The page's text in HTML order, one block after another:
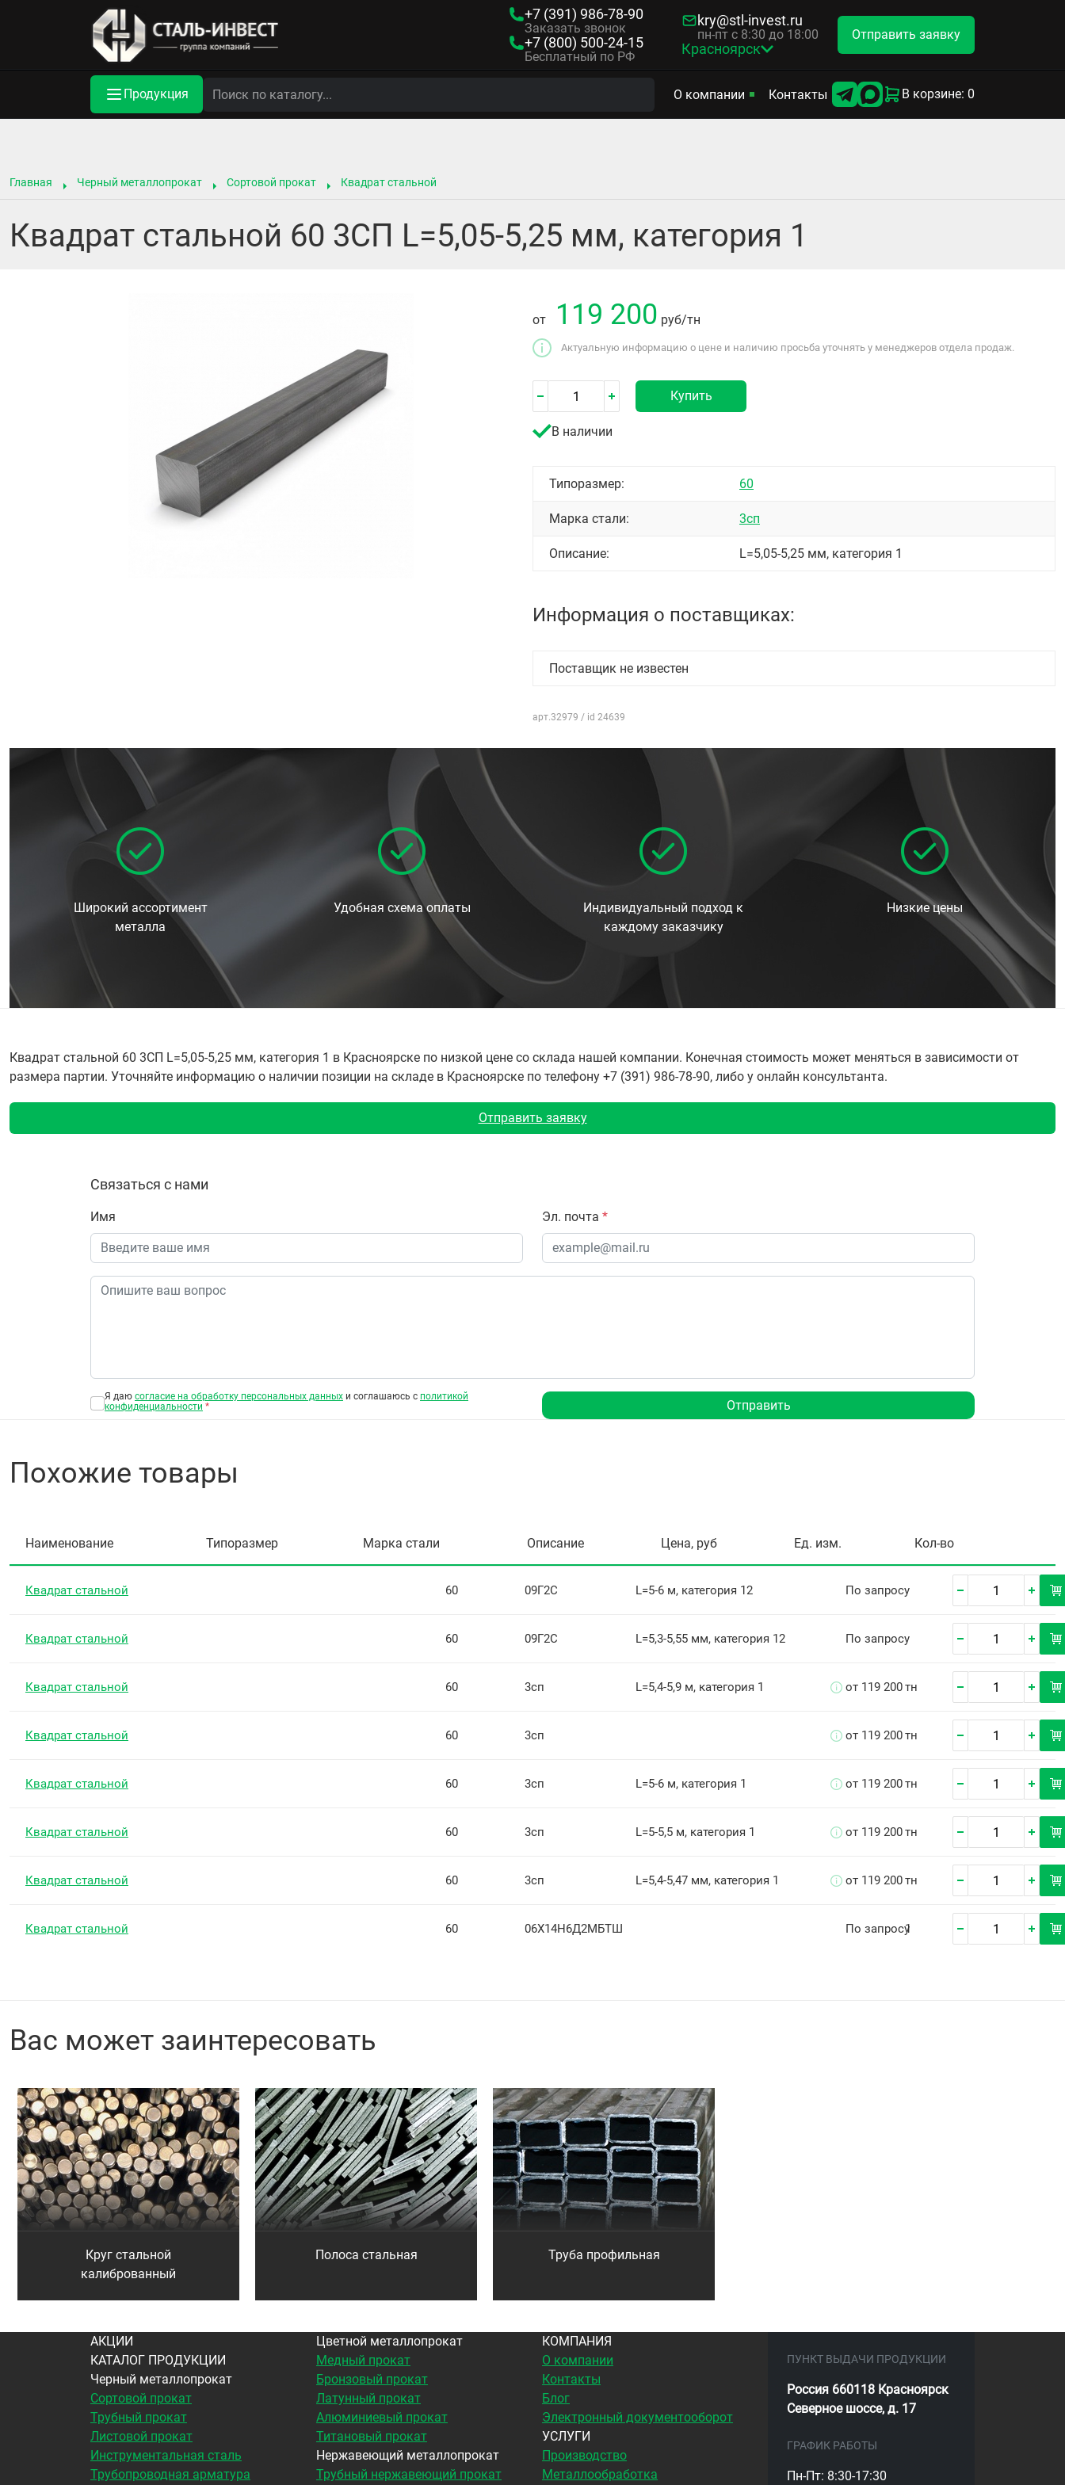
+7 (391) 986-78-90
Заказать звонок
+7 (800) 500-24-15
Бесплатный по РФ
kry@stl-invest.ru
пн-пт с 8:30 до 18:00
Красноярск
Отправить заявку
Продукция О компании Контакты В корзине: 0
Главная Черный металлопрокат Сортовой прокат Квадрат стальной
Квадрат стальной 60 3СП L=5,05-5,25 мм, категория 1
от 119 200 руб/тн
Актуальную информацию о цене и наличию просьба уточнять у менеджеров отдела продаж.
Купить
В наличии
Типоразмер: 60
Марка стали: 3сп
Описание: L=5,05-5,25 мм, категория 1
Информация о поставщиках:
Поставщик не известен
арт.32979 / id 24639
Широкий ассортимент
металла
Удобная схема оплаты
Индивидуальный подход к
каждому заказчику
Низкие цены
Квадрат стальной 60 3СП L=5,05-5,25 мм, категория 1 в Красноярске по низкой цене со склада нашей компании. Конечная стоимость может меняться в зависимости от
размера партии. Уточняйте информацию о наличии позиции на складе в Красноярске по телефону +7 (391) 986-78-90, либо у онлайн консультанта.
Отправить заявку
Связаться с нами
Имя Эл. почта *
Я даю согласие на обработку персональных данных и соглашаюсь с политикой
конфиденциальности * Отправить
Похожие товары
Наименование Типоразмер Марка стали Описание Цена, руб Ед. изм. Кол-во
Квадрат стальной 60 09Г2С L=5-6 м, категория 12 По запросу
Квадрат стальной 60 09Г2С L=5,3-5,55 мм, категория 12 По запросу
Квадрат стальной 60 3сп L=5,4-5,9 м, категория 1 от 119 200тн
Квадрат стальной 60 3сп от 119 200тн
Квадрат стальной 60 3сп L=5-6 м, категория 1 от 119 200тн
Квадрат стальной 60 3сп L=5-5,5 м, категория 1 от 119 200тн
Квадрат стальной 60 3сп L=5,4-5,47 мм, категория 1 от 119 200тн
Квадрат стальной 60 06Х14Н6Д2МБТШ По запросу
1
Вас может заинтересовать
Круг стальной
калиброванный
Полоса стальная Труба профильная
АКЦИИ
КАТАЛОГ ПРОДУКЦИИ
Черный металлопрокат
Сортовой прокат
Трубный прокат
Листовой прокат
Инструментальная сталь
Трубопроводная арматура
Цветной металлопрокат
Медный прокат
Бронзовый прокат
Латунный прокат
Алюминиевый прокат
Титановый прокат
Нержавеющий металлопрокат
Трубный нержавеющий прокат
КОМПАНИЯ
О компании
Контакты
Блог
Электронный документооборот
УСЛУГИ
Производство
Металлообработка
ПУНКТ ВЫДАЧИ ПРОДУКЦИИ
Россия 660118 Красноярск
Северное шоссе, д. 17
ГРАФИК РАБОТЫ
Пн-Пт: 8:30-17:30